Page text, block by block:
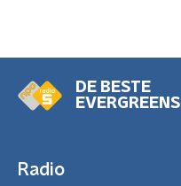
DE BESTE
EVERGREENS
Radio